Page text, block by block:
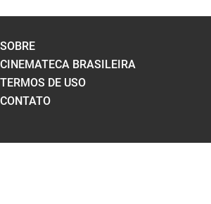
SOBRE
CINEMATECA BRASILEIRA
TERMOS DE USO
CONTATO